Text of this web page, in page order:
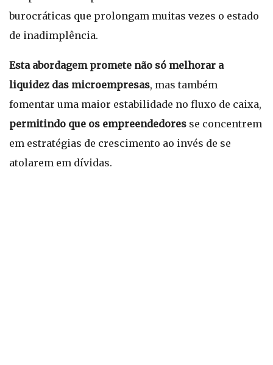
burocráticas que prolongam muitas vezes o estado
de inadimplência.
Esta abordagem promete não só melhorar a
liquidez das microempresas, mas também
fomentar uma maior estabilidade no fluxo de caixa,
permitindo que os empreendedores se concentrem
em estratégias de crescimento ao invés de se
atolarem em dívidas.